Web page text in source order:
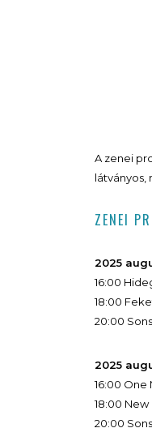
A zenei
látványos,
ZENEI
2025
16:00
18:00
20:00
2025
16:00 One
18:00
20:00